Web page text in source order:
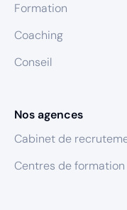
Formation
Coaching
Conseil
Nos agences
Cabinet de
Centres de formation